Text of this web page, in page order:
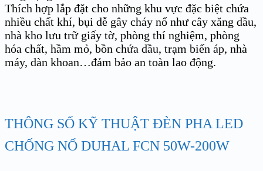
Thích hợp lắp đặt cho những khu vực đặc biệt chứa
nhiều chất khí, bụi dễ gây cháy nổ như cây xăng dầu,
nhà kho lưu trữ giấy tờ, phòng thí nghiệm, phòng
hóa chất, hầm mỏ, bồn chứa dầu, trạm biến áp, nhà
máy, dàn khoan…đảm bảo an toàn lao động.
THÔNG SỐ KỸ THUẬT ĐÈN PHA LED
CHỐNG NỔ DUHAL FCN 50W-200W